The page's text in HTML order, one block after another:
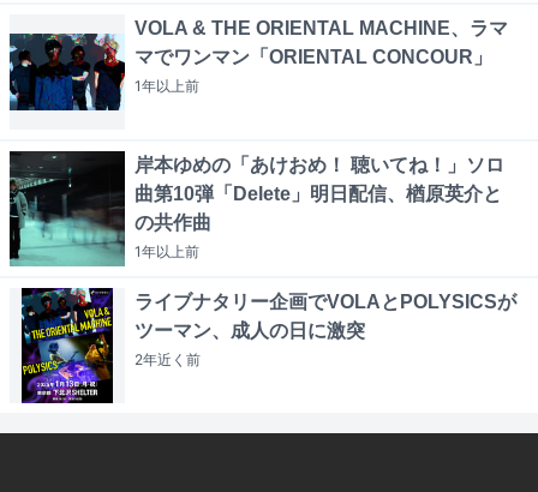
VOLA & THE ORIENTAL MACHINE、ラマ
マでワンマン「ORIENTAL CONCOUR」
1年以上前
岸本ゆめの「あけおめ！ 聴いてね！」ソロ
曲第10弾「Delete」明日配信、楢原英介と
の共作曲
1年以上前
ライブナタリー企画でVOLAとPOLYSICSが
ツーマン、成人の日に激突
2年近く 前